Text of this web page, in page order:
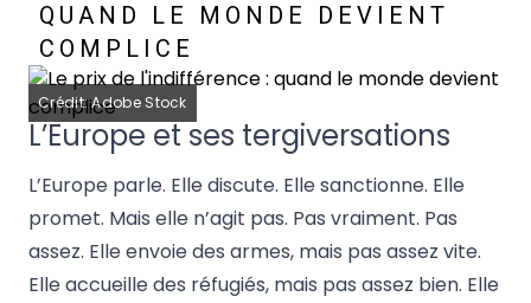
QUAND LE MONDE DEVIENT
COMPLICE
Crédit: Adobe Stock
L’Europe et ses tergiversations
L’Europe parle. Elle discute. Elle sanctionne. Elle
promet. Mais elle n’agit pas. Pas vraiment. Pas
assez. Elle envoie des armes, mais pas assez vite.
Elle accueille des réfugiés, mais pas assez bien. Elle